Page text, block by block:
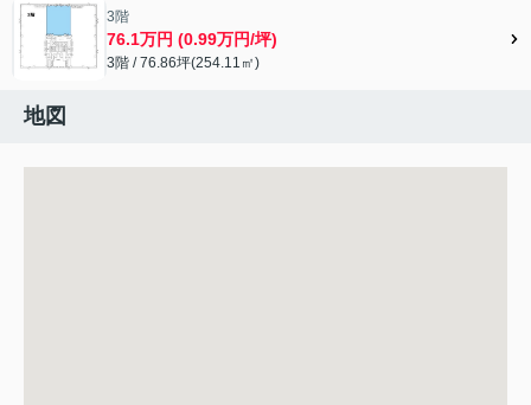
3階
76.1万円 (0.99万円/坪)
3階 / 76.86坪(254.11㎡)
地図